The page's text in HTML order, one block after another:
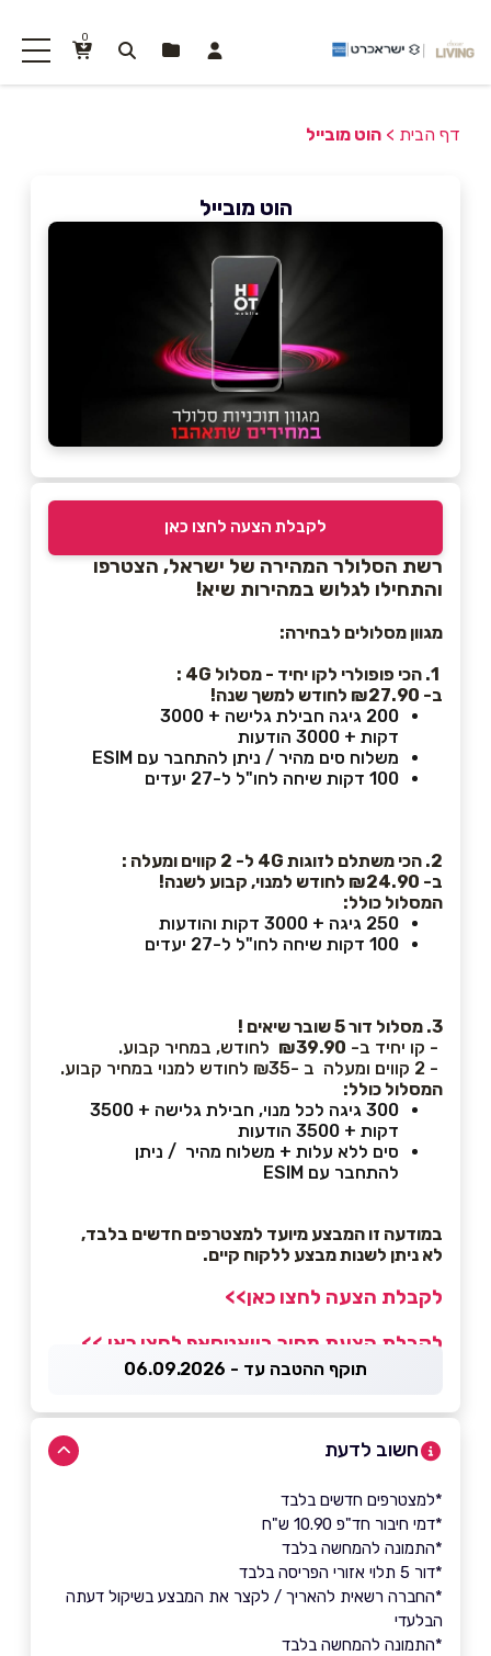
0
דף הבית > הוט מובייל
הוט מובייל
לקבלת הצעה לחצו כאן
רשת הסלולר המהירה של ישראל, הצטרפו
והתחילו לגלוש במהירות שיא!
מגוון מסלולים לבחירה:
G
:
ב- ₪27.90 לחודש למשך שנה!
200 גיגה חבילת גלישה + 3000
דקות + 3000 הודעות
משלוח סים מהיר / ניתן להתחבר עם ESIM
100 דקות שיחה לחו"ל ל-27 יעדים
2. הכי משתלם לזוגות 4 G
ל- 2 קווים ומעלה :
ב- ₪24.90 לחודש למנוי, קבוע לשנה!
המסלול כולל:
250 גיגה + 3000 דקות והודעות
100 דקות שיחה לחו"ל ל-27 יעדים
3. מסלול דור 5 שובר שיאים !
- קו יחיד ב- ₪39.90 לחודש, במחיר קבוע.
- 2 קווים ומעלה ב -₪35 לחודש למנוי במחיר קבוע.
המסלול כולל:
300 גיגה לכל מנוי, חבילת גלישה + 3500
דקות + 3500 הודעות
סים ללא עלות + משלוח מהיר / ניתן
להתחבר עם ESIM
במודעה זו המבצע מיועד למצטרפים חדשים בלבד,
לא ניתן לשנות מבצע ללקוח קיים.
לקבלת הצעה לחצו כאן>>
לקבלת הצעת מחיר בוואטסאפ לחצו כאן >>
תוקף ההטבה עד - 06.09.2026
חשוב לדעת
*למצטרפים חדשים בלבד
*דמי חיבור חד"פ 10.90 ש"ח
*התמונה להמחשה בלבד
*דור 5 תלוי אזורי הפריסה בלבד
*החברה רשאית להאריך / לקצר את המבצע בשיקול דעתה
הבלעדי
*התמונה להמחשה בלבד